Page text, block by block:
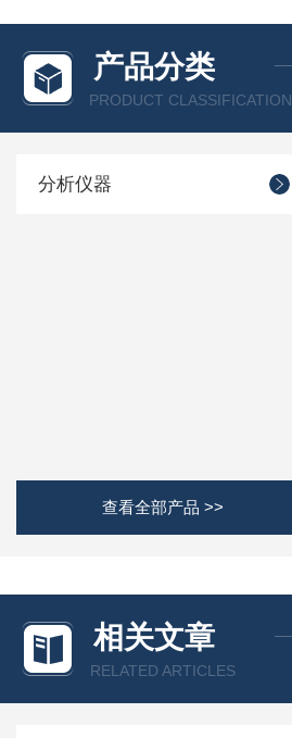
产品分类
PRODUCT CLASSIFICATION
分析仪器
查看全部产品 >>
相关文章
RELATED ARTICLES